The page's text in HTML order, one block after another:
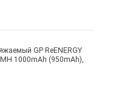
GP ReENERGY
1000mAh (950mAh),